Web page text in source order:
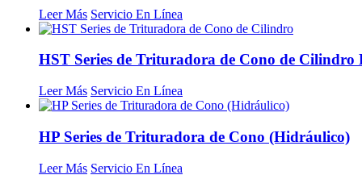
Leer Más Servicio En Línea
HST Series de Trituradora de Cono de Cilindro
Leer Más Servicio En Línea
HP Series de Trituradora de Cono (Hidráulico)
Leer Más Servicio En Línea